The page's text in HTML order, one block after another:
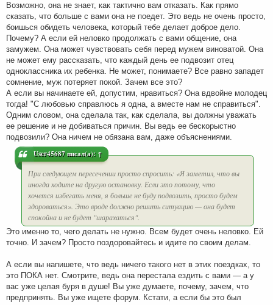
Возможно, она не знает, как тактично вам отказать. Как прямо
сказать, что больше с вами она не поедет. Это ведь не очень просто,
боишься обидеть человека, который тебе делает доброе дело.
Почему? А если ей неловко продолжать с вами общение, она
замужем. Она может чувствовать себя перед мужем виноватой. Она
не может ему рассказать, что каждый день ее подвозит отец
одноклассника их ребенка. Не может, понимаете? Все равно западет
сомнение, муж потеряет покой. Зачем все это?
А если вы начинаете ей, допустим, нравиться? Она вдвойне молодец
тогда! "С любовью справлюсь я одна, а вместе нам не справиться".
Одним словом, она сделала так, как сделала, вы должны уважать
ее решение и не добиваться причин. Вы ведь ее бескорыстно
подвозили? Она ничем не обязана вам, даже объяснениями.
User45687писал(а): ↑
При следующем пересечении просто спросить: «Я заметил, что вы
иногда ходите на другую остановку. Если это потому, что
хочется избегать меня, я больше не буду подвозить, просто будем
здороваться». Это вроде должно решить ситуацию — она будет
спокойна и не будет "шарахаться".
Это именно то, чего делать не нужно. Всем будет очень неловко. Ей
точно. И зачем? Просто поздоровайтесь и идите по своим делам.
А если вы напишете, что ведь ничего такого нет в этих поездках, то
это ПОКА нет. Смотрите, ведь она перестала ездить с вами — а у
вас уже целая буря в душе! Вы уже думаете, почему, зачем, что
предпринять. Вы уже ищете форум. Кстати, а если бы это был